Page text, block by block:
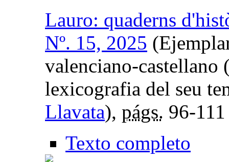
Lauro: quaderns
Nº. 15, 2025
valenciano-castellano
lexicografia del seu
Llavata), págs. 96-111
Texto completo